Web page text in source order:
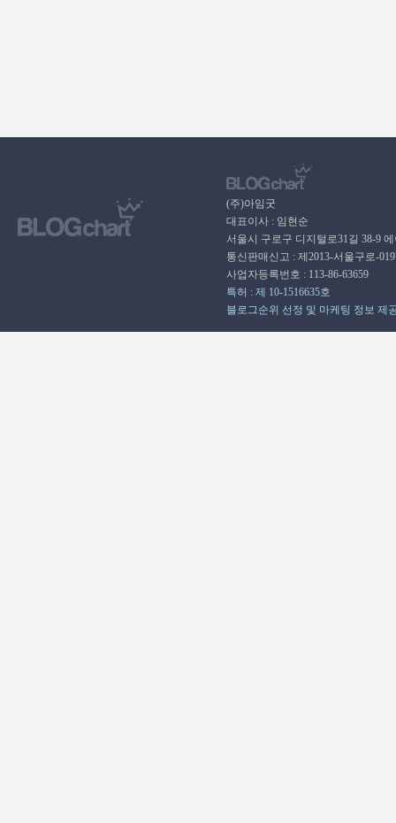
(주)아임굿
대표이사 : 임현순
서울시 구로구 디지털로31길 38-9
통신판매신고 : 제2013-서울구로-
사업자등록번호 : 113-86-63659
특허 : 제 10-1516635호
블로그순위 선정 및 마케팅 정보 제